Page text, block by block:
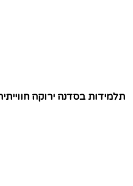
תלמידות בסדנה ירוקה